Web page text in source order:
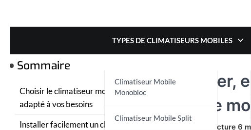
content
TYPES DE CLIMATISEURS MOBILES
Climatiseur Mobile
Monobloc
Climatiseur Mobile Split
Installer,
mobile
Sommaire
Choisir le climatiseur mobile monobloc
adapté à vos besoins
Installer facilement un climatiseur